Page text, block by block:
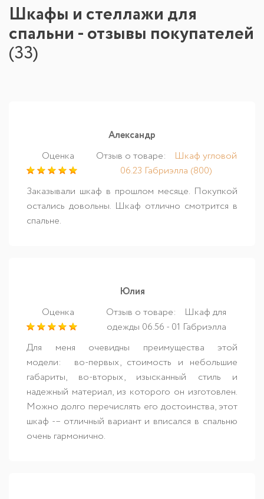
Шкафы и стеллажи для
спальни - отзывы покупателей
(33)
Александр
Оценка
Отзыв о товаре:
Шкаф угловой
06.23 Габриэлла (800)
Заказывали шкаф в прошлом месяце. Покупкой
остались довольны. Шкаф отлично смотрится в
спальне.
Юлия
Оценка
Отзыв о товаре:
Шкаф для
одежды 06.56 - 01 Габриэлла
Для меня очевидны преимущества этой
модели: во-первых, стоимость и небольшие
габариты, во-вторых, изысканный стиль и
надежный материал, из которого он изготовлен.
Можно долго перечислять его достоинства, этот
шкаф -– отличный вариант и вписался в спальню
очень гармонично.